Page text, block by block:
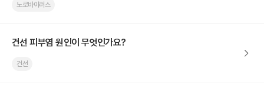
노로바이러스
건선 피부염 원인이 무엇인가요?
건선